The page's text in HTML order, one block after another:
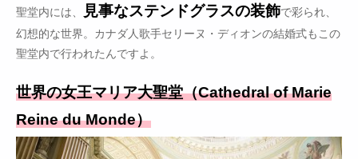
聖堂内には、 見事なステンドグラスの装飾で彩られ、
幻想的な世界。カナダ人歌手セリーヌ・ディオンの結婚式もこの
聖堂内で行われたんですよ。
世界の女王マリア大聖堂（Cathedral of Marie
Reine du Monde）